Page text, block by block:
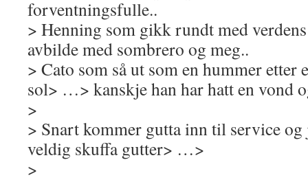
forventningsfulle..
> Henning som gikk rundt med
avbilde med sombrero og meg..
> Cato som så ut som en hummer etter
sol> …> kanskje han har hatt en vond
>
> Snart kommer gutta inn til service og
veldig skuffa gutter> …>
>